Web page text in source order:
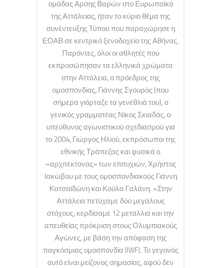
ομάδας Αρσης Βαρών στο Ευρωπαϊκό
της Αττάλειας, ήταν το κύριο θέμα της
συνέντευξης Τύπου που παραχώρησε η
ΕΟΑΒ σε κεντρικό ξενοδοχείο της Αθήνας.
Παρόντες, όλοι οι αθλητές που
εκπροσώπησαν τα ελληνικά χρώματα
στην Αττάλεια, ο πρόεδρος της
ομοσπονδίας, Γιάννης Σγουρός (που
σήμερα γιόρταζε τα γενέθλιά του), ο
γενικός γραμματέας Νίκος Σκιαδάς, ο
υπεύθυνος αγωνιστικού σχεδιασμού για
το 2004, Γιώργος Ηλιού, εκπρόσωποι της
εθνικής Τράπεζας και φυσικά ο
«αρχιτέκτονας» των επιτυχιών, Χρήστος
Ιακώβου με τους ομοσπονδιακούς Γιάννη
Κατσαϊδώνη και Κούλα Γαλάνη. «Στην
Αττάλεια πετύχαμε δύο μεγάλους
στόχους, κερδίσαμε 12 μετάλλια και την
απευθείας πρόκριση στους Ολυμπιακούς
Αγώνες, με βάση την απόφαση της
παγκόσμιας ομοσπονδία (IWF). Το γεγονός
αυτό είναι μείζονος σημασίας, αφού δεν